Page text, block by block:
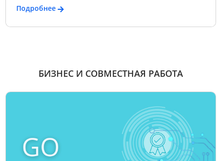
Подробнее
БИЗНЕС И СОВМЕСТНАЯ РАБОТА